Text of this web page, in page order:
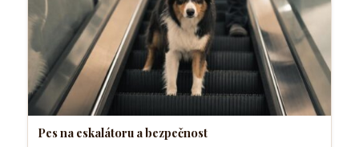
Pes na eskalátoru a bezpečnost